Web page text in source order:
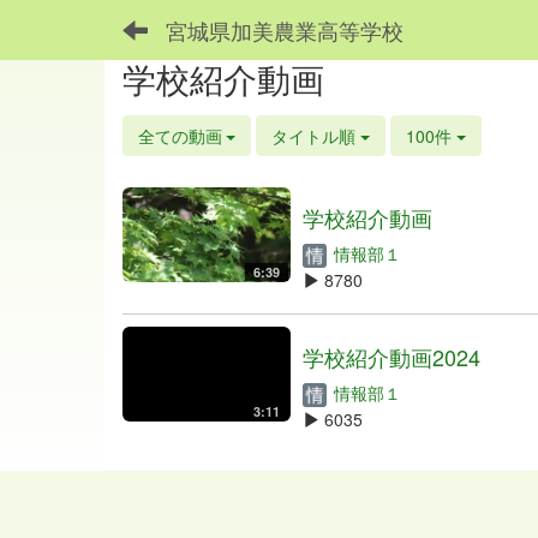
宮城県加美農業高等学校
学校紹介動画
全ての動画 タイトル順 100件
6:39
学校紹介動画
情報部１
8780
3:11
学校紹介動画2024
情報部１
6035